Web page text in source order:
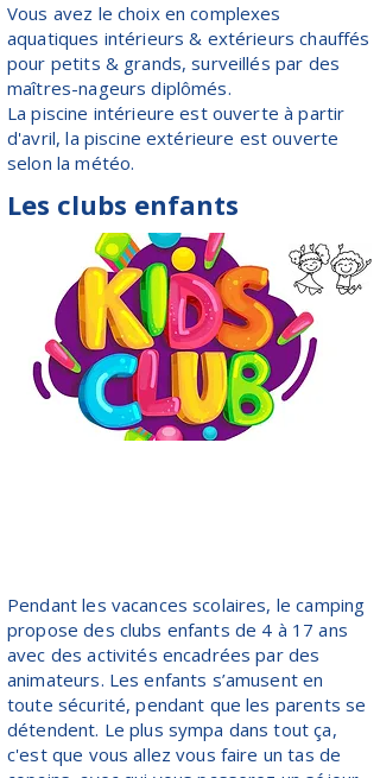
Vous avez le choix en complexes
aquatiques intérieurs & extérieurs chauffés
pour petits & grands, surveillés par des
maîtres-nageurs diplômés.
La piscine intérieure est ouverte à partir
d'avril, la piscine extérieure est ouverte
selon la météo.
Les clubs enfants
Pendant les vacances scolaires, le camping
propose des clubs enfants de 4 à 17 ans
avec des activités encadrées par des
animateurs. Les enfants s’amusent en
toute sécurité, pendant que les parents se
détendent. Le plus sympa dans tout ça,
c'est que vous allez vous faire un tas de